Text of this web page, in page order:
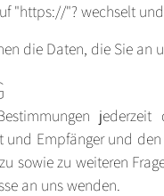
"https://"? wechselt
die Daten, die Sie
Empfänger und
sowie zu weiteren
an uns wenden.